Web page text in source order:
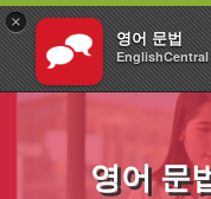
×
영어 문법
EnglishCentral
Skip
content
영어 문